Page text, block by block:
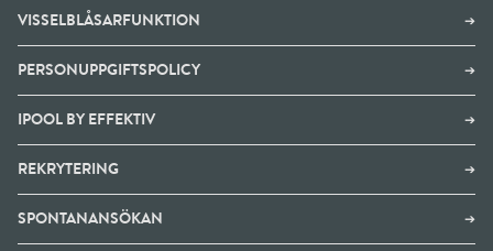
VISSELBLÅSARFUNKTION ➔
PERSONUPPGIFTSPOLICY ➔
IPOOL BY EFFEKTIV ➔
REKRYTERING ➔
SPONTANANSÖKAN ➔